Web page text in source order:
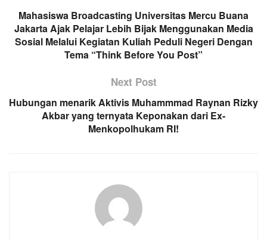
Mahasiswa Broadcasting Universitas Mercu Buana
Jakarta Ajak Pelajar Lebih Bijak Menggunakan Media
Sosial Melalui Kegiatan Kuliah Peduli Negeri Dengan
Tema “Think Before You Post”
Next Post
Hubungan menarik Aktivis Muhammmad Raynan Rizky
Akbar yang ternyata Keponakan dari Ex-
Menkopolhukam RI!